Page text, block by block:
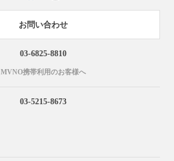
お問い合わせ
03-6825-8810
MVNO携帯利用のお客様へ
03-5215-8673